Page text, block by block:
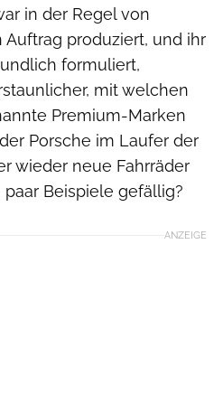
in der Regel von
Auftrag produziert, und ihr
formuliert,
mit welchen
Premium-Marken
Porsche im Laufer der
wieder neue Fahrräder
Beispiele gefällig?
ANZEIGE